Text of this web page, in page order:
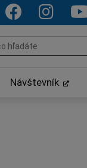
Návštevník